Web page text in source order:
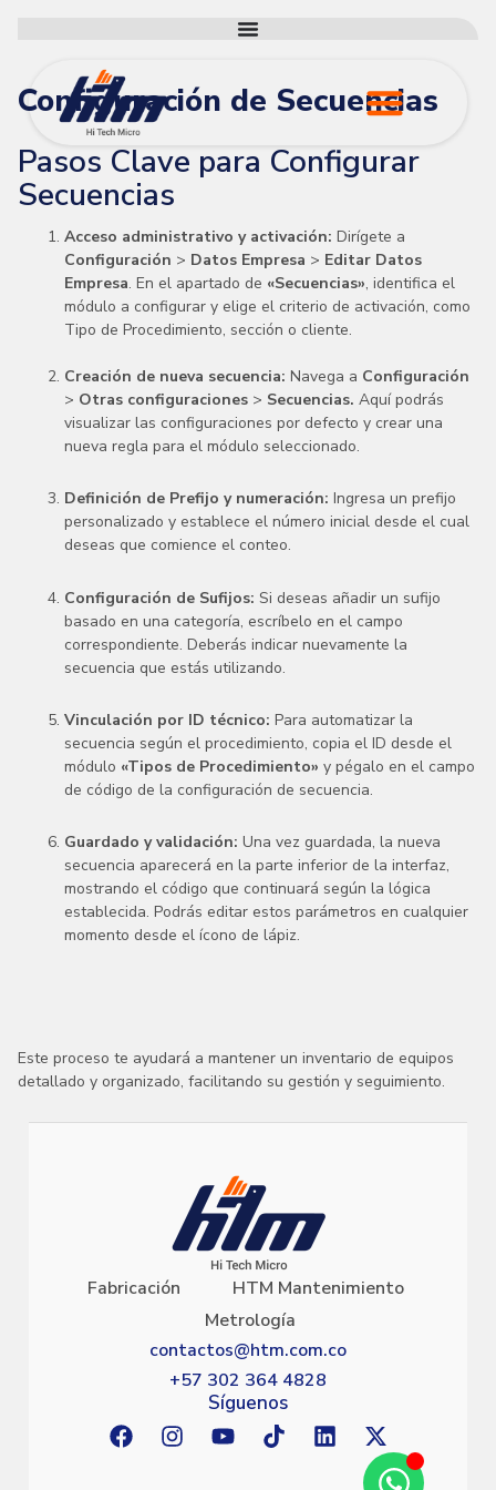
Configuración de Secuencias
Pasos Clave para Configurar
Secuencias
Acceso administrativo y activación: Dirígete a
Configuración > Datos Empresa > Editar Datos
Empresa. En el apartado de «Secuencias», identifica el
módulo a configurar y elige el criterio de activación, como
Tipo de Procedimiento, sección o cliente.
Creación de nueva secuencia: Navega a Configuración
> Otras configuraciones > Secuencias. Aquí podrás
visualizar las configuraciones por defecto y crear una
nueva regla para el módulo seleccionado.
Definición de Prefijo y numeración: Ingresa un prefijo
personalizado y establece el número inicial desde el cual
deseas que comience el conteo.
Configuración de Sufijos: Si deseas añadir un sufijo
basado en una categoría, escríbelo en el campo
correspondiente. Deberás indicar nuevamente la
secuencia que estás utilizando.
Vinculación por ID técnico: Para automatizar la
secuencia según el procedimiento, copia el ID desde el
módulo «Tipos de Procedimiento» y pégalo en el campo
de código de la configuración de secuencia.
Guardado y validación: Una vez guardada, la nueva
secuencia aparecerá en la parte inferior de la interfaz,
mostrando el código que continuará según la lógica
establecida. Podrás editar estos parámetros en cualquier
momento desde el ícono de lápiz.
Este proceso te ayudará a mantener un inventario de equipos
detallado y organizado, facilitando su gestión y seguimiento.
Fabricación
HTM Mantenimiento
Metrología
contactos@htm.com.co
+57 302 364 4828
Síguenos
F
a
I
n
Y
o
T
i
L
i
X
-
t